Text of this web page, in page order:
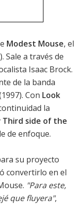
Modest Mouse, el
Sale a través de
Isaac Brock.
de la banda
Con Look
la
Third side of the
de enfoque.
su proyecto
convertirlo en el
"Para este,
que fluyera",